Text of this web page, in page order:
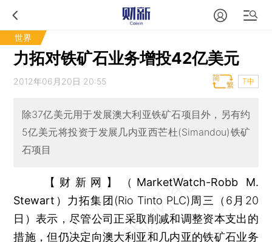
世界
力拓对铁矿石业务增投42亿美元
2012年06月20日 20:55 T中
除37亿美元用于发展澳大利亚铁矿石项目外，另有约
5亿美元将投资于发展几内亚西芒杜(Simandou)铁矿
石项目
【财新网】（MarketWatch-Robb M.
Stewart） 力拓集团(Rio Tinto PLC)周三（6月20
日）表示，尽管公司正采取削减和调整资本支出的
措施，但仍决定向澳大利亚和几内亚的铁矿石业务